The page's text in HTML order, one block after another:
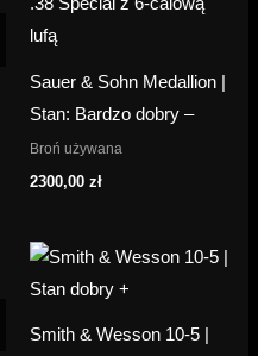
Sauer & Sohn Medallion |
Stan: Bardzo dobry –
Broń używana
2300,00 zł
Smith & Wesson 10-5 |